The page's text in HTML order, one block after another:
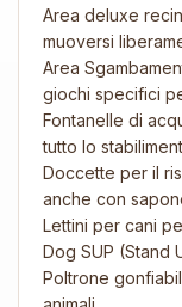
Area deluxe
muoversi
Area
giochi specifici
Fontanelle di
tutto lo
Doccette per il
anche con
Lettini per cani
Dog SUP (Stand
Poltrone